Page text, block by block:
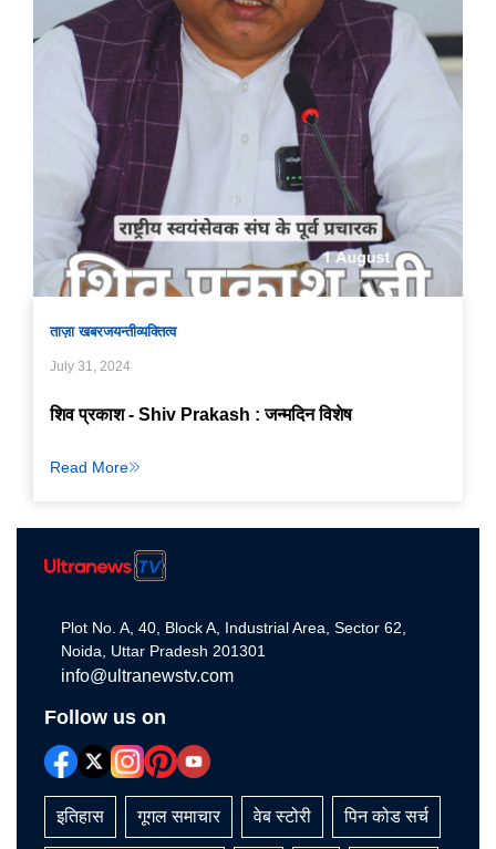
ताज़ा खबरजयन्तीव्यक्तित्व
July 31, 2024
शिव प्रकाश - Shiv Prakash : जन्मदिन विशेष
Read More
Plot No. A, 40, Block A, Industrial Area, Sector 62,
Noida, Uttar Pradesh 201301
info@ultranewstv.com
Follow us on
इतिहास गूगल समाचार वेब स्टोरी पिन कोड सर्च